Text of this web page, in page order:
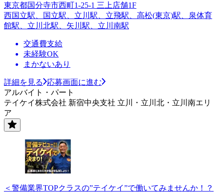
東京都国分寺市西町1-25-1 三上店舗1F
西国立駅、国立駅、立川駅、立飛駅、高松(東京)駅、泉体育
館駅、立川北駅、矢川駅、立川南駅
交通費支給
未経験OK
まかないあり
詳細を見る
応募画面に進む
アルバイト・パート
テイケイ株式会社 新宿中央支社 立川・立川北・立川南エリ
ア
＜警備業界TOPクラスの”テイケイ”で働いてみませんか！？